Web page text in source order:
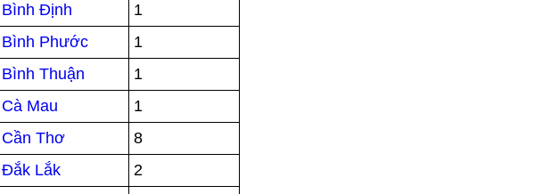
Định
1
Bình Phước
1
Thuận
1
Mau
1
Thơ
8
Lắk
2